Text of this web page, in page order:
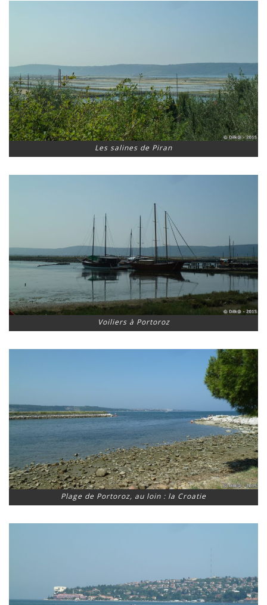
Les salines de Piran
Voiliers à Portoroz
Plage de Portoroz, au loin : la Croatie